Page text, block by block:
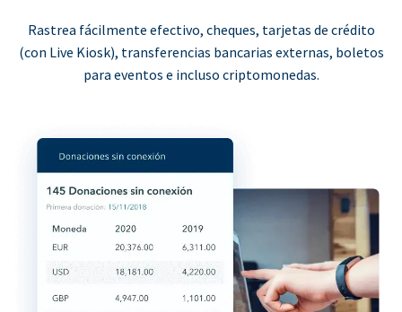
Rastrea fácilmente efectivo, cheques, tarjetas de crédito
(con Live Kiosk), transferencias bancarias externas, boletos
para eventos e incluso criptomonedas.